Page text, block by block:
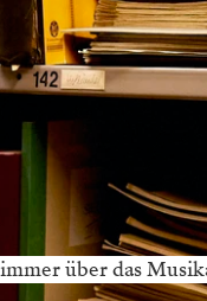
über das